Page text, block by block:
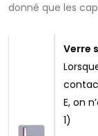
donné que les
Verre
E, on
1)